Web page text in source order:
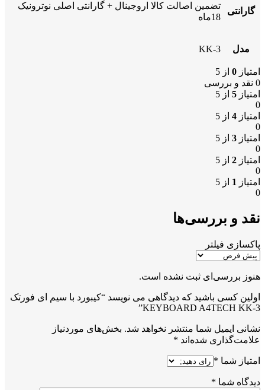
گارانتی
تضمین اصالت کالا اروجینال + گارانتی اصلی نوترونیک
18ماه
مدل KK-3
امتیاز 0 از 5
0 نقد و بررسی
امتیاز 5 از 5
0
امتیاز 4 از 5
0
امتیاز 3 از 5
0
امتیاز 2 از 5
0
امتیاز 1 از 5
0
نقد و بررسی‌ها
پاکسازی فیلتر
هنوز بررسی‌ای ثبت نشده است.
اولین کسی باشید که دیدگاهی می نویسد “کیبورد با سیم ای فورتک
KEYBOARD A4TECH KK-3”
نشانی ایمیل شما منتشر نخواهد شد. بخش‌های موردنیاز
علامت‌گذاری شده‌اند *
امتیاز شما *
دیدگاه شما *